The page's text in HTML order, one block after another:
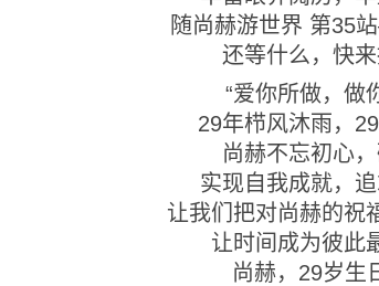
随尚赫游世界 第35
还等什么，快来
“爱你所做，做
29年栉风沐雨，
尚赫不忘初心
实现自我成就，
让我们把对尚赫的祝
让时间成为彼此
尚赫，29岁生